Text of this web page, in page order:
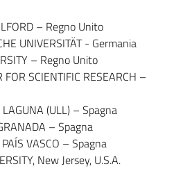
– Regno Unito
UNIVERSITÄT - Germania
– Regno Unito
FOR SCIENTIFIC RESEARCH –
(ULL) – Spagna
– Spagna
VASCO – Spagna
New Jersey, U.S.A.